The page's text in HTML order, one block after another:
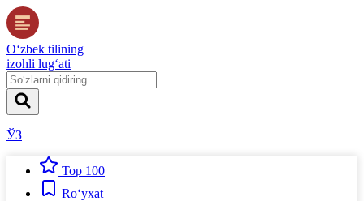
O‘zbek tilining
izohli lug‘ati
ЎЗ
Top 100
Ro‘yxat